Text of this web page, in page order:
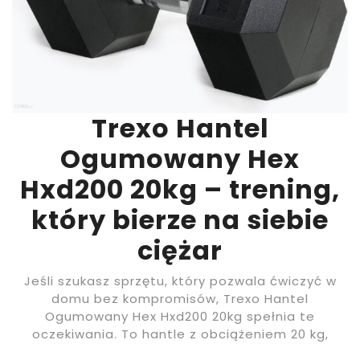
Trexo Hantel
Ogumowany Hex
Hxd200 20kg – trening,
który bierze na siebie
ciężar
Jeśli szukasz sprzętu, który pozwala ćwiczyć w
domu bez kompromisów, Trexo Hantel
Ogumowany Hex Hxd200 20kg spełnia te
oczekiwania. To hantle z obciążeniem 20 kg,